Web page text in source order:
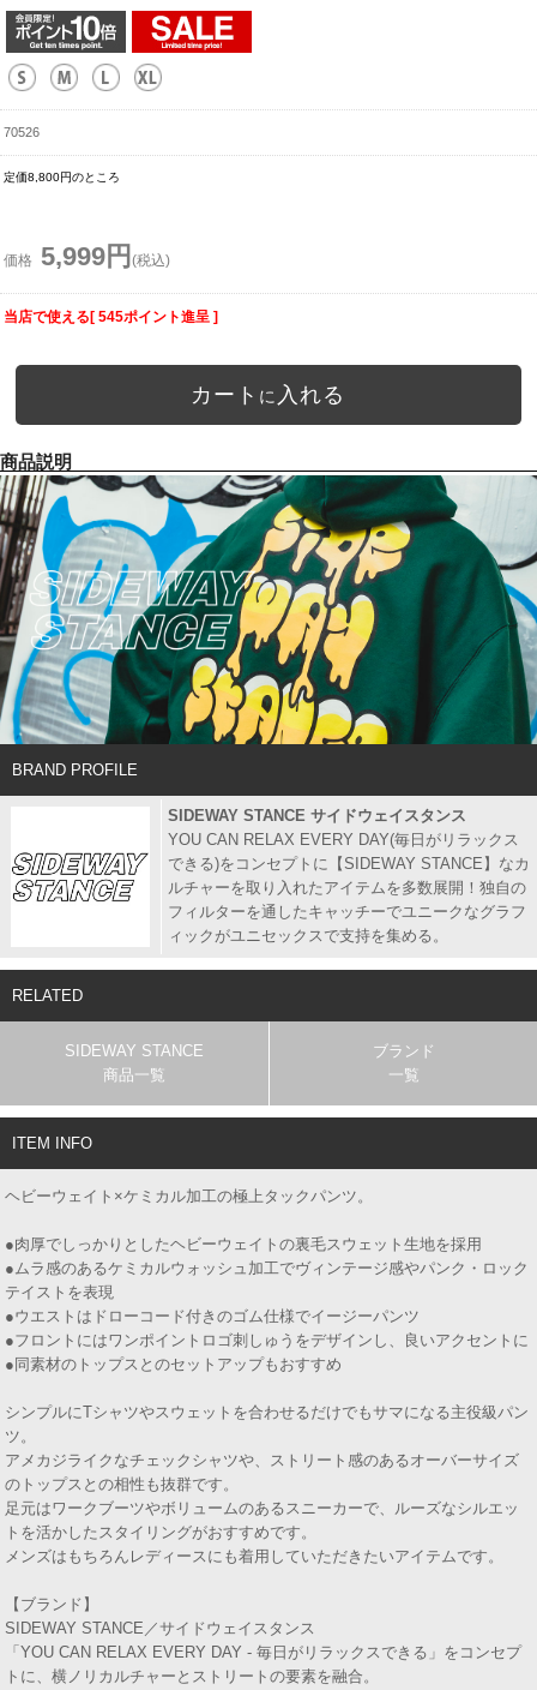
70526
定価8,800円のところ
価格 5,999円 (税込)
当店で使える[ 545ポイント進呈 ]
カート に 入れる
商品説明
BRAND PROFILE
SIDEWAY STANCE サイドウェイスタンス
YOU CAN RELAX EVERY DAY(毎日がリラックス
できる)をコンセプトに【SIDEWAY STANCE】なカ
ルチャーを取り入れたアイテムを多数展開！独自の
フィルターを通したキャッチーでユニークなグラフ
ィックがユニセックスで支持を集める。
RELATED
SIDEWAY STANCE
商品一覧
ブランド
一覧
ITEM INFO
ヘビーウェイト×ケミカル加工の極上タックパンツ。
●肉厚でしっかりとしたヘビーウェイトの裏毛スウェット生地を採用
●ムラ感のあるケミカルウォッシュ加工でヴィンテージ感やパンク・ロック
テイストを表現
●ウエストはドローコード付きのゴム仕様でイージーパンツ
●フロントにはワンポイントロゴ刺しゅうをデザインし、良いアクセントに
●同素材のトップスとのセットアップもおすすめ
シンプルにTシャツやスウェットを合わせるだけでもサマになる主役級パン
ツ。
アメカジライクなチェックシャツや、ストリート感のあるオーバーサイズ
のトップスとの相性も抜群です。
足元はワークブーツやボリュームのあるスニーカーで、ルーズなシルエッ
トを活かしたスタイリングがおすすめです。
メンズはもちろんレディースにも着用していただきたいアイテムです。
【ブランド】
SIDEWAY STANCE／サイドウェイスタンス
「YOU CAN RELAX EVERY DAY - 毎日がリラックスできる」をコンセプ
トに、横ノリカルチャーとストリートの要素を融合。